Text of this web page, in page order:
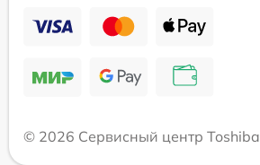
© 2026 Сервисный центр Toshiba